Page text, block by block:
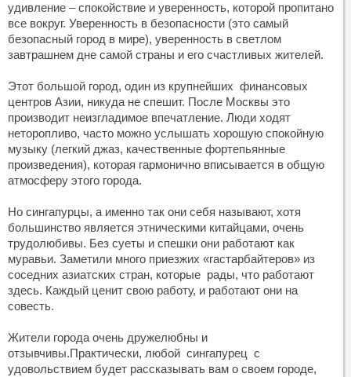
удивление – спокойствие и уверенность, которой пропитано
все вокруг. Уверенность в безопасности (это самый
безопасный город в мире), уверенность в светлом
завтрашнем дне самой страны и его счастливых жителей.
Этот большой город, один из крупнейших финансовых
центров Азии, никуда не спешит. После Москвы это
производит неизгладимое впечатление. Люди ходят
неторопливо, часто можно услышать хорошую спокойную
музыку (легкий джаз, качественные фортепьянные
произведения), которая гармонично вписывается в общую
атмосферу этого города.
Но сингапурцы, а именно так они себя называют, хотя
большинство является этническими китайцами, очень
трудолюбивы. Без суеты и спешки они работают как
муравьи. Заметили много приезжих «гастарбайтеров» из
соседних азиатских стран, которые рады, что работают
здесь. Каждый ценит свою работу, и работают они на
совесть.
Жители города очень дружелюбны и
отзывчивы.Практически, любой сингапурец с
удовольствием будет рассказывать вам о своем городе,